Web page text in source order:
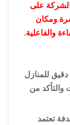
الشركة على
ومكان
والفاعلية.
للمنازل
والتأكد من
تعتمد